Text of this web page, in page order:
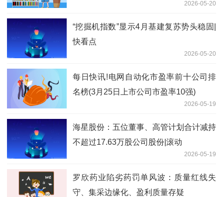
2026-05-20
“挖掘机指数”显示4月基建复苏势头稳固|
快看点
2026-05-20
每日快讯!电网自动化市盈率前十公司排
名榜(3月25日上市公司市盈率10强)
2026-05-19
海星股份：五位董事、高管计划合计减持
不超过17.63万股公司股份|滚动
2026-05-19
罗欣药业陷劣药罚单风波：质量红线失
守、集采边缘化、盈利质量存疑